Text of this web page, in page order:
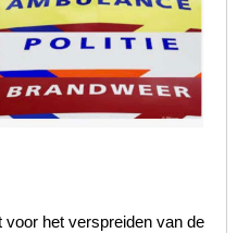
het verspreiden van de